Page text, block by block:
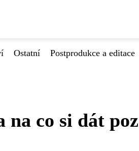
Ostatní Postprodukce a editace
co si dát